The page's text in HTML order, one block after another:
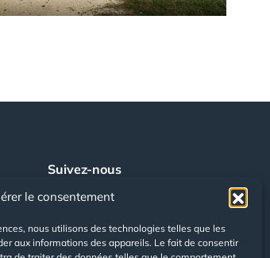
le consentement
nous utilisons des technologies telles que les
aux informations des appareils. Le fait de consentir
Suivez-nous
sociaux
facebook